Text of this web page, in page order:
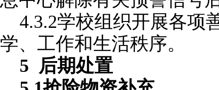
4.3.2学校组织开展各项
学、工作和生活秩序。
5 后期处置